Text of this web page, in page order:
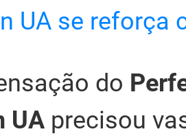
UA se reforça
do
UA precisou